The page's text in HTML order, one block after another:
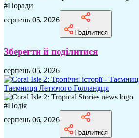
#Поради
серпень 05, 2026
Поділитися
Зберегти й поділитися
серпень 05, 2026
Таємниця Летючого Голландця
#Подія
серпень 06, 2026
Поділитися